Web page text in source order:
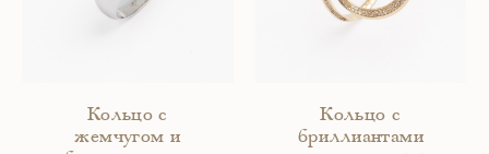
Кольцо с
жемчугом и
Кольцо с
бриллиантами